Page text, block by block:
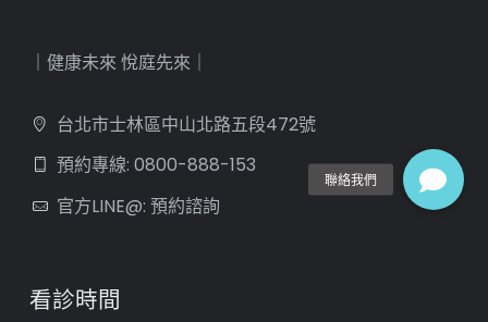
｜健康未來 悅庭先來｜
台北市士林區中山北路五段472號
預約專線: 0800-888-153
官方LINE@: 預約諮詢
看診時間